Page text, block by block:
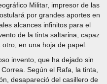
Militar, impresor de las
por grandes aportes en
alcances infinitos para el
de la tinta saltarina, capaz
en una hoja de papel.
invento, que ha dejado sin
Según el Rafa, la tinta,
desapareció del casillero de